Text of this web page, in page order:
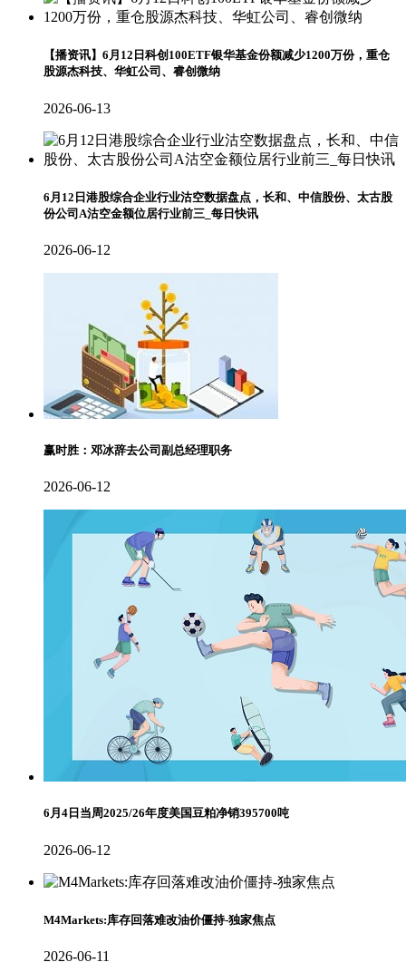
【播资讯】6月12日科创100ETF银华基金份额减少1200万份，重仓
股源杰科技、华虹公司、睿创微纳
2026-06-13
6月12日港股综合企业行业沽空数据盘点，长和、中信股份、太古股
份公司A沽空金额位居行业前三_每日快讯
2026-06-12
赢时胜：邓冰辞去公司副总经理职务
2026-06-12
6月4日当周2025/26年度美国豆粕净销395700吨
2026-06-12
M4Markets:库存回落难改油价僵持-独家焦点
2026-06-11